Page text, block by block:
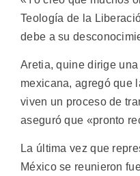
Teología de la
debe a su
Aretia, quine dirige
mexicana, agregó que
viven un proceso de
aseguró que «pronto
La última vez que
México se reunieron